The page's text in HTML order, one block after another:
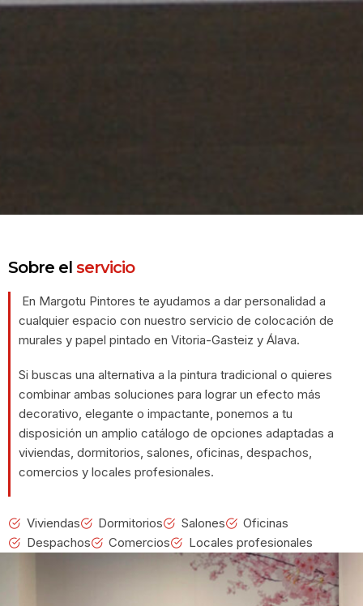
Sobre el servicio
En Margotu Pintores te ayudamos a dar personalidad a
cualquier espacio con nuestro servicio de colocación de
murales y papel pintado en Vitoria-Gasteiz y Álava.
Si buscas una alternativa a la pintura tradicional o quieres
combinar ambas soluciones para lograr un efecto más
decorativo, elegante o impactante, ponemos a tu
disposición un amplio catálogo de opciones adaptadas a
viviendas, dormitorios, salones, oficinas, despachos,
comercios y locales profesionales.
Viviendas Dormitorios Salones
Oficinas
Despachos
Comercios Locales profesionales